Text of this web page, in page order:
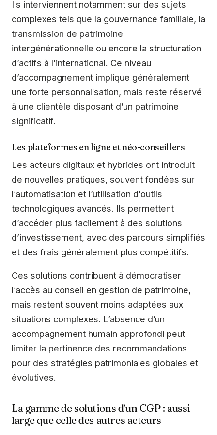
Ils interviennent notamment sur des sujets
complexes tels que la gouvernance familiale, la
transmission de patrimoine
intergénérationnelle ou encore la structuration
d’actifs à l’international. Ce niveau
d’accompagnement implique généralement
une forte personnalisation, mais reste réservé
à une clientèle disposant d’un patrimoine
significatif.
Les plateformes en ligne et néo-conseillers
Les acteurs digitaux et hybrides ont introduit
de nouvelles pratiques, souvent fondées sur
l’automatisation et l’utilisation d’outils
technologiques avancés. Ils permettent
d’accéder plus facilement à des solutions
d’investissement, avec des parcours simplifiés
et des frais généralement plus compétitifs.
Ces solutions contribuent à démocratiser
l’accès au conseil en gestion de patrimoine,
mais restent souvent moins adaptées aux
situations complexes. L’absence d’un
accompagnement humain approfondi peut
limiter la pertinence des recommandations
pour des stratégies patrimoniales globales et
évolutives.
La gamme de solutions d’un CGP : aussi
large que celle des autres acteurs